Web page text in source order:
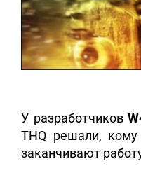
У разработчиков
THQ решали,
заканчивают